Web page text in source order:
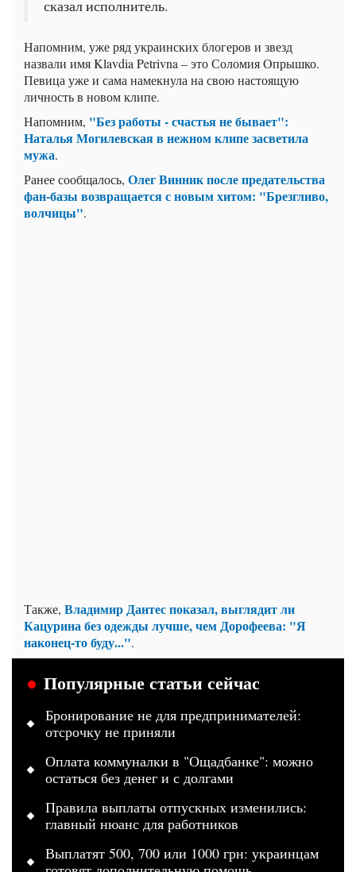
сказал исполнитель.
Напомним, уже ряд украинских блогеров и звезд
назвали имя Klavdia Petrivna – это Соломия Опрышко.
Певица уже и сама намекнула на свою настоящую
личность в новом клипе.
Напомним, "Без работы - счастья не бывает":
Наталья Могилевская в нежном клипе засветила
мужа.
Ранее сообщалось, Олег Винник после предательства
фан-базы возвращается с новым хитом: "Брезгливо,
волчицы".
Также, Владимир Дантес показал, выглядит ли
Кацурина без одежды лучше, чем Дорофеева: "Я
наконец-то буду...".
Популярные статьи сейчас
Бронирование не для предпринимателей:
отсрочку не приняли
Оплата коммуналки в "Ощадбанке": можно
остаться без денег и с долгами
Правила выплаты отпускных изменились:
главный нюанс для работников
Выплатят 500, 700 или 1000 грн: украинцам